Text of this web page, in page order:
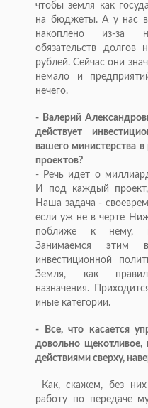
чтобы земля как
на бюджеты. А у нас
накоплено из-за
обязательств
рублей. Сейчас они
немало и
нечего.
- Валерий
действует
вашего министерства
проектов?
- Речь идет о
И под каждый проект,
Наша задача -
если уж не в черте
поближе к нему, в
Занимаемся этим
инвестиционной
Земля, как
назначения.
иные категории.
- Все, что касается
довольно
действиями сверху,
Как, скажем, без них
работу по передаче